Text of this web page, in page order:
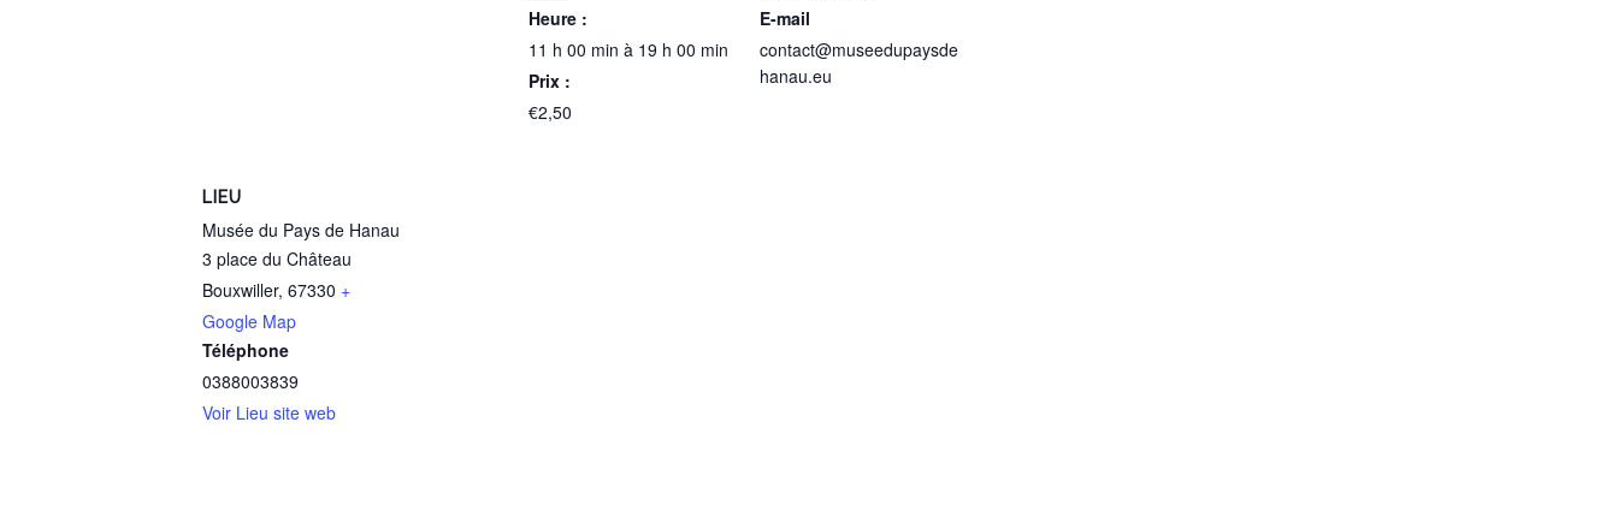
Heure :
11 h 00 min à 19 h 00 min
Prix :
€2,50
E-mail
contact@museedupaysde
hanau.eu
LIEU
Musée du Pays de Hanau
3 place du Château
Bouxwiller, 67330 +
Google Map
Téléphone
0388003839
Voir Lieu site web